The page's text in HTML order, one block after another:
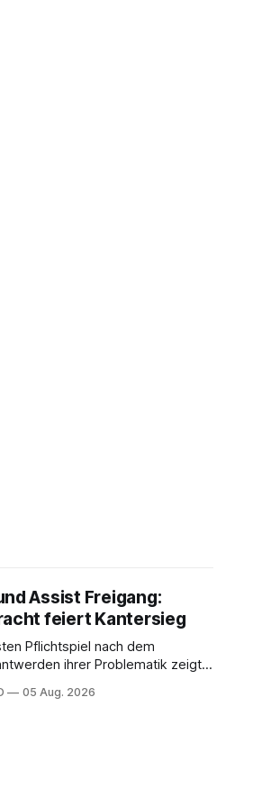
Assist Freigang:
feiert Kantersieg
Pflichtspiel nach dem
ihrer Problematik zeigt
starke Leistung.
05 Aug. 2026